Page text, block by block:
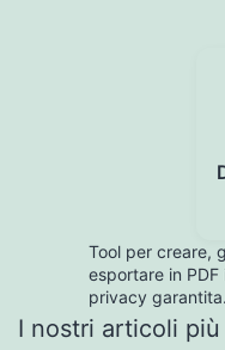
Tool per creare,
esportare in PDF
privacy garantita.
I nostri articoli